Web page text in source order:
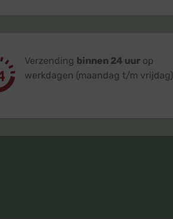
Verzending binnen 24 uurop
werkdagen (maandag t/m vrijdag)